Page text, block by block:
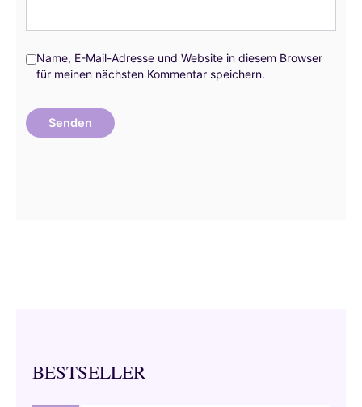
Name, E-Mail-Adresse und Website in diesem Browser
für meinen nächsten Kommentar speichern.
BESTSELLER